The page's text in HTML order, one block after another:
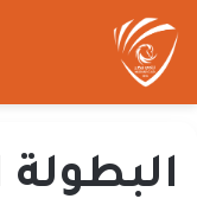
البطولة